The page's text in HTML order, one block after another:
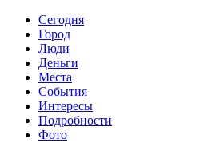
Cегодня
Город
Люди
Деньги
Места
События
Интересы
Подробности
Фото